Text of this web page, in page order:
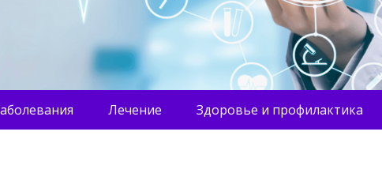
Лечение Здоровье и профилактика